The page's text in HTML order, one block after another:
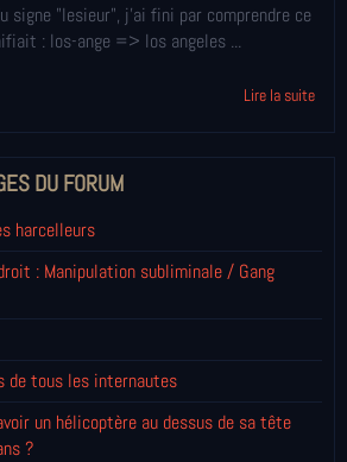
signe "lesieur", j'ai fini par comprendre ce
: los-ange => los angeles ...
Lire la suite
DU FORUM
harcelleurs
: Manipulation subliminale / Gang
de tous les internautes
un hélicoptère au dessus de sa tête
?